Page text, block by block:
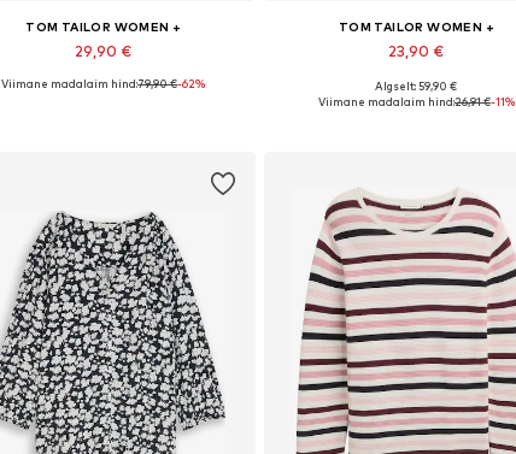
TOM TAILOR WOMEN +
29,90 €
Saadaolevad suurused: XXL, 6XL
Viimane madalaim hind:79,90 €-62%
TOM TAILOR WOMEN +
23,90 €
Algselt: 59,90 €
Viimane madalaim hind:26,91 €-11%